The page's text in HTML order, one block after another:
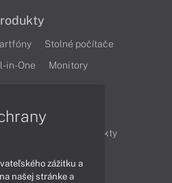
Stolné počítače
in-One
Monitory
Články
Produkty
zážitku a
našej stránke a